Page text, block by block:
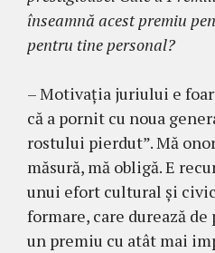
în­seamnă acest pre­miu
pentru tine personal?
– Motivaţia juriului e
că a pornit cu noua
rostului pierdut”. Mă
măsură, mă obligă. E
unui efort cultural şi
formare, care durează
un pre­miu cu atât mai